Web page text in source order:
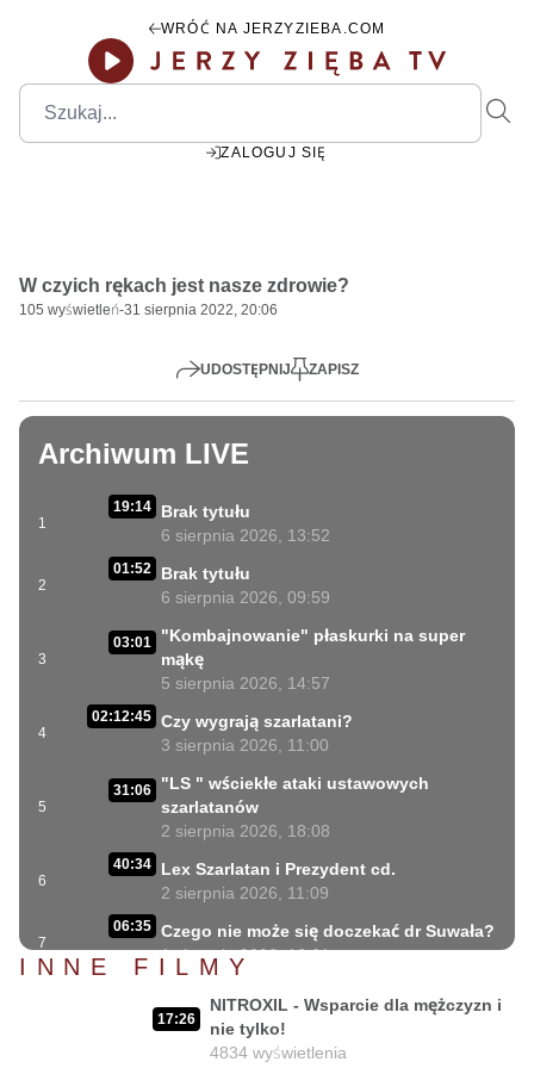
WRÓĆ NA JERZYZIEBA.COM
ZALOGUJ SIĘ
Play
W czyich rękach jest nasze zdrowie?
105 wyświetleń-31 sierpnia 2022, 20:06
UDOSTĘPNIJ ZAPISZ
Archiwum LIVE
1
19:14
Brak tytułu
6 sierpnia 2026, 13:52
2
01:52
Brak tytułu
6 sierpnia 2026, 09:59
3
03:01
"Kombajnowanie" płaskurki na super
mąkę
5 sierpnia 2026, 14:57
4
02:12:45 Czy wygrają szarlatani?
3 sierpnia 2026, 11:00
5
31:06
"LS " wściekłe ataki ustawowych
szarlatanów
2 sierpnia 2026, 18:08
6
40:34
Lex Szarlatan i Prezydent cd.
2 sierpnia 2026, 11:09
7
06:35 Czego nie może się doczekać dr Suwała?
1 sierpnia 2026, 16:01
1 sierpnia 2026, 10:02
NIESPODZIANKA u Prezydenta
INNE FILMY
17:26
NITROXIL - Wsparcie dla mężczyzn i
nie tylko!
4834 wyświetlenia